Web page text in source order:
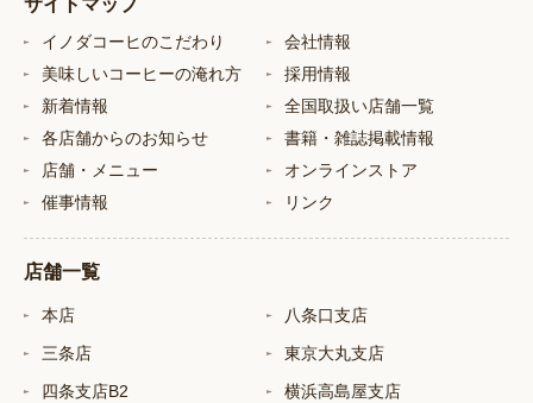
サイトマップ
イノダコーヒのこだわり
美味しいコーヒーの淹れ方
新着情報
各店舗からのお知らせ
店舗・メニュー
催事情報
会社情報
採用情報
全国取扱い店舗一覧
書籍・雑誌掲載情報
オンラインストア
リンク
店舗一覧
本店
三条店
四条支店B2
八条口支店
東京大丸支店
横浜高島屋支店